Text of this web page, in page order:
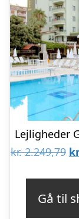
kr.2.249,79
Gå til